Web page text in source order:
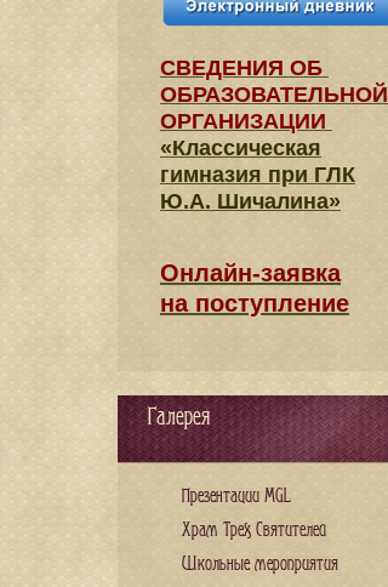
СВЕДЕНИЯ​ ОБ
ОБРАЗОВАТЕЛЬНОЙ
ОРГАНИЗАЦИИ
«Классическая
гимназия при ГЛК
Ю.А. Шичалина»
Онлайн-заявка
на поступление
Галерея
Презентации MGL
Храм Трех Святителей
Школьные мероприятия